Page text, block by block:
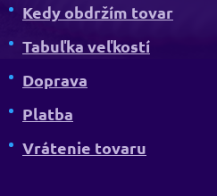
Kedy obdržím tovar
Tabuľka veľkostí
Doprava
Platba
Vrátenie tovaru